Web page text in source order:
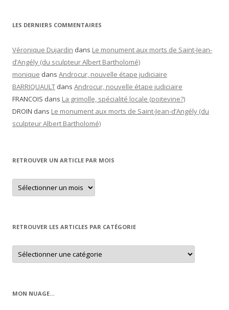
LES DERNIERS COMMENTAIRES
Véronique Dujardin dans Le monument aux morts de Saint-Jean-
d’Angély (du sculpteur Albert Bartholomé)
monique dans Androcur, nouvelle étape judiciaire
BARRIQUAULT dans Androcur, nouvelle étape judiciaire
FRANCOIS dans La grimolle, spécialité locale (poitevine?)
DROIN dans Le monument aux morts de Saint-Jean-d’Angély (du
sculpteur Albert Bartholomé)
RETROUVER UN ARTICLE PAR MOIS
Retrouver
un
article
RETROUVER LES ARTICLES PAR CATÉGORIE
Retrouver
les
articles
MON NUAGE…